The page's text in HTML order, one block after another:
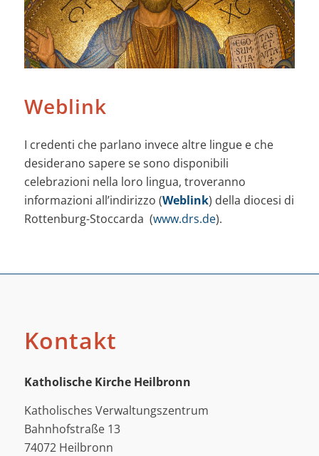
Weblink
I credenti che parlano invece altre lingue e che
desiderano sapere se sono disponibili
celebrazioni nella loro lingua, troveranno
informazioni all’indirizzo (Weblink) della diocesi di
Rottenburg-Stoccarda (www.drs.de).
Kontakt
Katholische Kirche Heilbronn
Katholisches Verwaltungszentrum
Bahnhofstraße 13
74072 Heilbronn